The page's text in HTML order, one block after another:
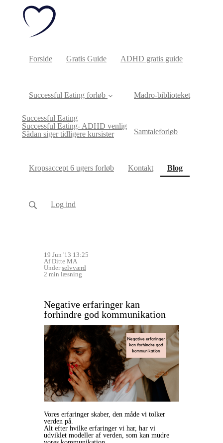
Forside Gratis Guide ADHD gratis guide
Successful Eating forløb
Successful Eating
Successful Eating- ADHD venlig
Sådan siger tidligere kursister
Madro-biblioteket
Samtaleforløb
Kropsaccept 6 ugers forløb Kontakt Blog(current)
Log ind
19 Jun '13 13:25
Af Ditte MA
Underselvværd
2 min læsning
Negative erfaringer kan
forhindre god kommunikation
Vores erfaringer skaber, den måde vi tolker
verden på.
Alt efter hvilke erfaringer vi har, har vi
udviklet modeller af verden, som kan mudre